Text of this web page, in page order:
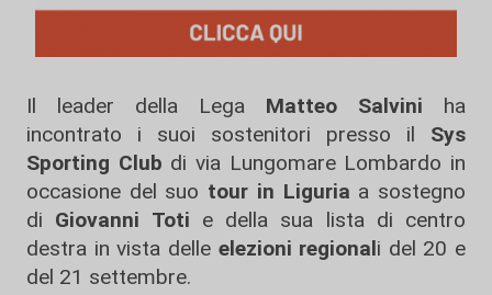
Il leader della Lega Matteo Salvini ha
incontrato i suoi sostenitori presso il Sys
Sporting Club di via Lungomare Lombardo in
occasione del suo tour in Liguria a sostegno
di Giovanni Toti e della sua lista di centro
destra in vista delle elezioni regionali del 20 e
del 21 settembre.